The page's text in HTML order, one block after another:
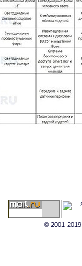
© 2001-